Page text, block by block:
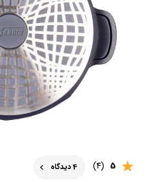
5
(4) 4 دیدگاه